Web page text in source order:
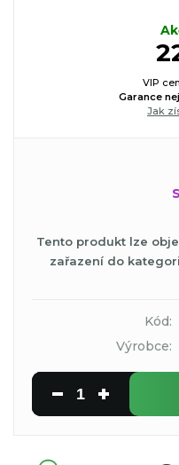
VIP
Garance
Jak
Tento produkt lze
zařazení do
Kód:
Výrobce: